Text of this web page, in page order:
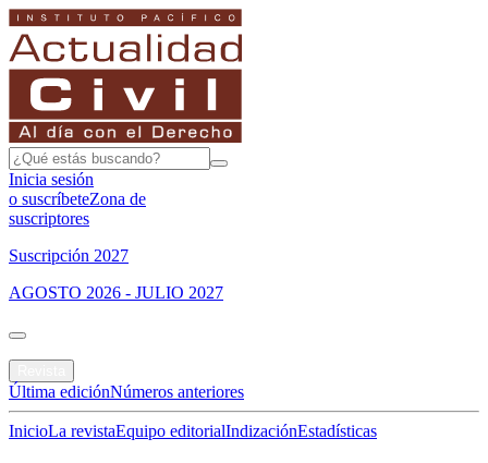
Inicia sesión
o suscríbeteZona de
suscriptores
Suscripción 2027
AGOSTO 2026 - JULIO 2027
Última ediciónNúmeros anteriores
InicioLa revistaEquipo editorialIndizaciónEstadísticas